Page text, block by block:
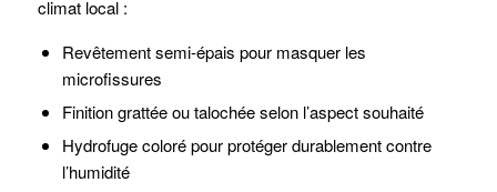
climat local :
Revêtement semi-épais pour masquer les
microfissures
Finition grattée ou talochée selon l’aspect souhaité
Hydrofuge coloré pour protéger durablement contre
l’humidité